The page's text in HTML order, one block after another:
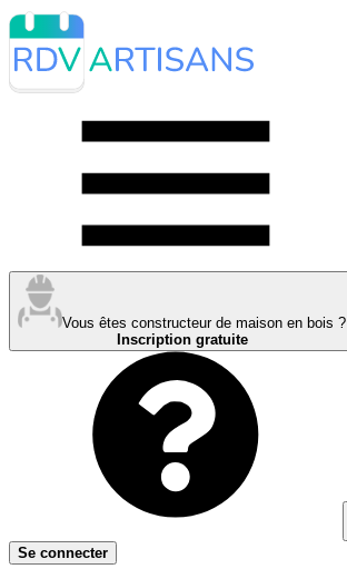
Vous êtes constructeur de maison en bois ?
Inscription gratuite
Se connecter